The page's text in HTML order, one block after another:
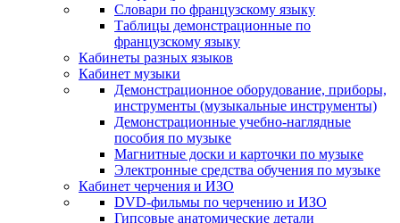
Словари по французскому языку
Таблицы демонстрационные по
французскому языку
Кабинеты разных языков
Кабинет музыки
Демонстрационное оборудование, приборы,
инструменты (музыкальные инструменты)
Демонстрационные учебно-наглядные
пособия по музыке
Магнитные доски и карточки по музыке
Электронные средства обучения по музыке
Кабинет черчения и ИЗО
DVD-фильмы по черчению и ИЗО
Гипсовые анатомические детали